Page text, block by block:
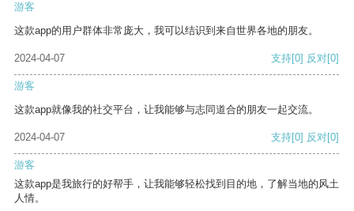
游客
这款app的用户群体非常庞大，我可以结识到来自世界各地的朋友。
2024-04-07 支持[0] 反对[0]
游客
这款app就像我的社交平台，让我能够与志同道合的朋友一起交流。
2024-04-07 支持[0] 反对[0]
游客
这款app是我旅行的好帮手，让我能够轻松找到目的地，了解当地的风土
人情。